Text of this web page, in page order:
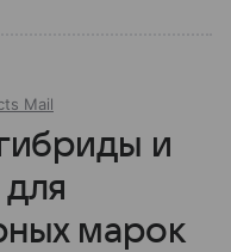
Mail
и
марок